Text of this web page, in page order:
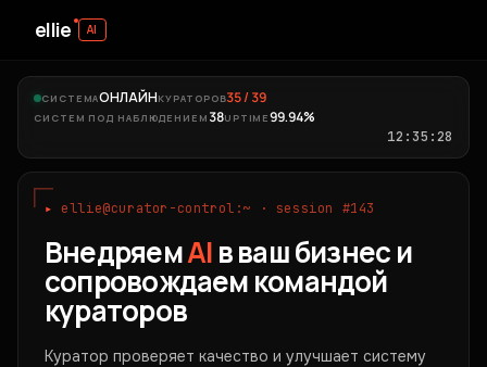
ellie AI
СИСТЕМАОНЛАЙНКУРАТОРОВ35 / 39
СИСТЕМ ПОД НАБЛЮДЕНИЕМ 38UPTIME99.94%
12:35:29
▸ ellie@curator-control:~ · session #143
ВнедряемAIв ваш бизнес и
сопровождаем командой
кураторов
Куратор проверяет качество и улучшает систему